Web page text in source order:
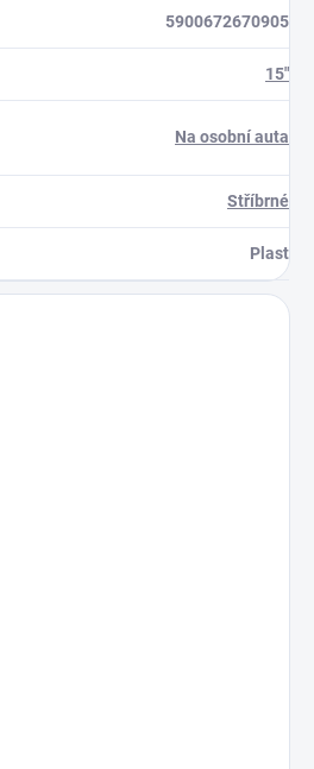
5900672670905
15"
Na osobní auta
Stříbrné
Plast